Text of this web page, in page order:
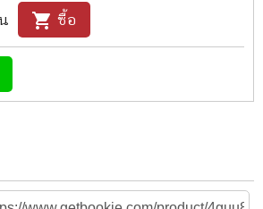
shopping_cart ซื้อ